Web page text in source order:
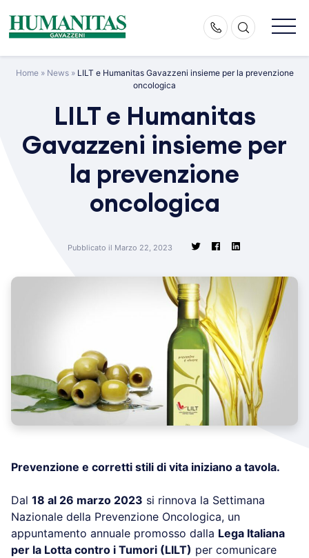
content
Home» News» LILT e Humanitas Gavazzeni insieme per la prevenzione
oncologica
LILT e Humanitas
Gavazzeni insieme per
la prevenzione
oncologica
Pubblicato il Marzo 22, 2023
Prevenzione e corretti stili di vita iniziano a tavola.
Dal 18 al 26 marzo 2023 si rinnova la Settimana
Nazionale della Prevenzione Oncologica, un
appuntamento annuale promosso dalla Lega Italiana
per la Lotta contro i Tumori (LILT) per comunicare